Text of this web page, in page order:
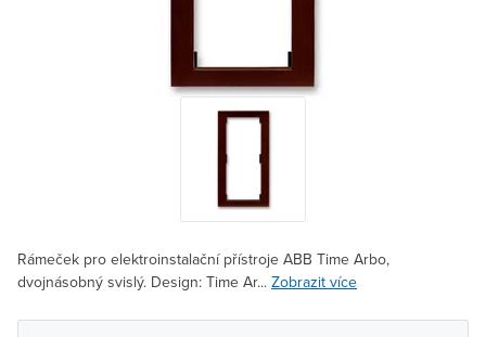
Rámeček pro elektroinstalační přístroje ABB Time Arbo,
dvojnásobný svislý. Design: Time Ar... Zobrazit více